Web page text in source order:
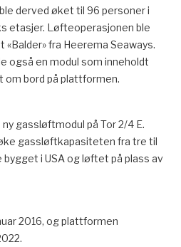
derved øket til 96 personer i
etasjer. Løfteoperasjonen ble
fra Heerema Seaways.
også en modul som inneholdt
bord på plattformen.
gassløftmodul på Tor 2/4 E.
gassløftkapasiteten fra tre til
i USA og løftet på plass av
2016, og plattformen